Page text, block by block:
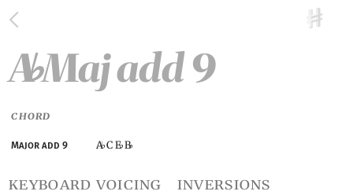
A♭Maj add 9
CHORD
Major add 9 A♭C E♭B♭
keyboard voicing inversions